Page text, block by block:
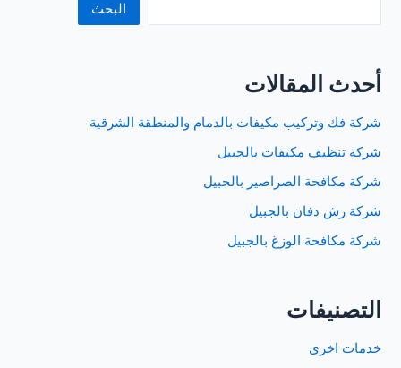
البحث
أحدث المقالات
شركة فك وتركيب مكيفات بالدمام والمنطقة الشرقية
شركة تنظيف مكيفات بالجبيل
شركة مكافحة الصراصير بالجبيل
شركة رش دفان بالجبيل
شركة مكافحة الوزغ بالجبيل
التصنيفات
خدمات اخرى